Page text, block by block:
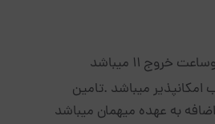
تا ساعت ۱۲ شب امکانپذیر میباشد .تامین
به عهده میهمان میباشد